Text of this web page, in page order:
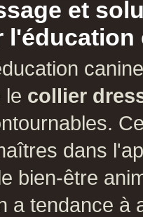
et
l'éducation
le collier
dans
bien-être
a tendance